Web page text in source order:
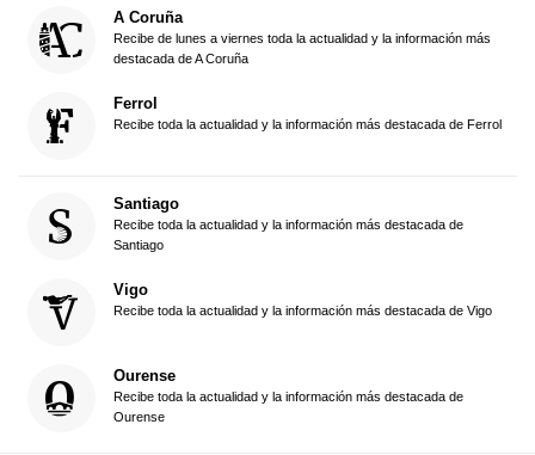
A Coruña
Recibe de lunes a viernes toda la actualidad y la información más
destacada de A Coruña
Ferrol
Recibe toda la actualidad y la información más destacada de Ferrol
Santiago
Recibe toda la actualidad y la información más destacada de
Santiago
Vigo
Recibe toda la actualidad y la información más destacada de Vigo
Ourense
Recibe toda la actualidad y la información más destacada de
Ourense